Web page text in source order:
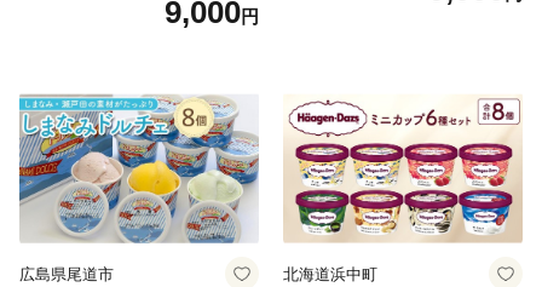
9,000円
広島県尾道市 北海道浜中町